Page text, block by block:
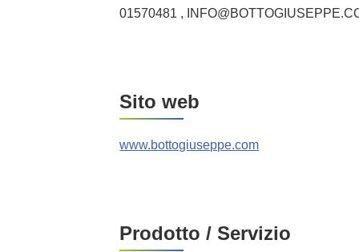
01570481 ,
Sito web
www.bottogiuseppe.com
Prodotto / Servizio